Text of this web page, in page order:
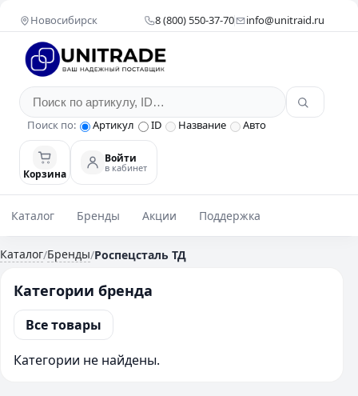
Новосибирск 8 (800) 550-37-70 info@unitraid.ru
Поиск по: Артикул ID Название Авто
Корзина
Войти
в кабинет
Каталог Бренды Акции Поддержка
Каталог/Бренды/Роспецсталь ТД
Категории бренда
Все товары
Категории не найдены.